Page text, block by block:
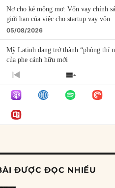
Nợ cho kẻ mộng mơ: Vốn vay chính
giới hạn của việc cho startup vay vốn
05/08/2026
Mỹ Latinh đang trở thành “phòng thí
của phe cánh hữu mới
04/08/2026
Tại sao Trung Quốc phủ nhận cuộc
Ngoại trưởng Nhật Bản?
04/08/2026
03/08/2026
Đặt cược vào thất bại: Các quỹ đầu tư
PREVIOUS
EPISODE
SHOW
LIST
ĐƯỢC ĐỌC NHIỀU